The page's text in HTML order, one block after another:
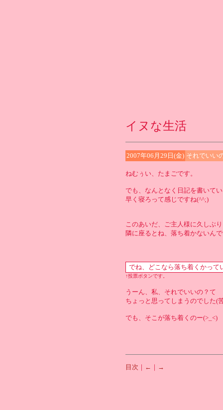
イヌな生活
2007年06月29日(金) それでいい
ねむぅい、たまごです。
でも、なんとなく日記を書いて
早く寝ろって感じですね(^^;)
このあいだ、ご主人様に久しぶ
隣に座るとね、落ち着かないん
↑投票ボタンです。
うーん、私、それでいいの？て
ちょっと思ってしまうのでした(
でも、そこが落ち着くのー(>_<)
目次 ｜ ← ｜ →